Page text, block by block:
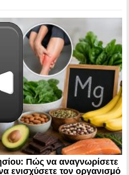
Πώς να αναγνωρίσετε
ενισχύσετε τον οργανισμό